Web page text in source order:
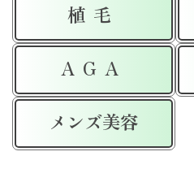
植毛
AGA
メンズ美容